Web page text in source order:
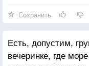
Сохранить
Есть, допустим,
вечеринке, где